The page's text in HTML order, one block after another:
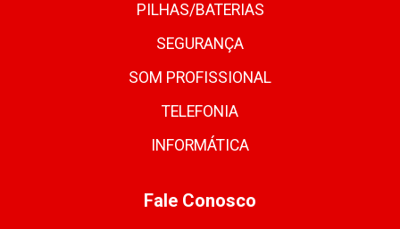
PILHAS/BATERIAS
SEGURANÇA
SOM PROFISSIONAL
TELEFONIA
INFORMÁTICA
Fale Conosco